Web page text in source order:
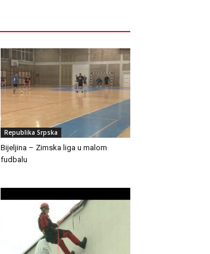
Republika Srpska
Bijeljina – Zimska liga u malom
fudbalu